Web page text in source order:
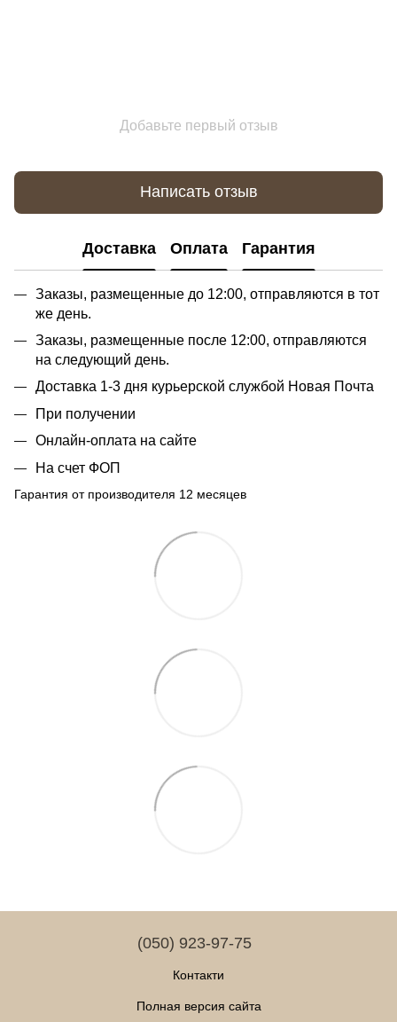
Добавьте первый отзыв
Написать отзыв
Доставка Оплата Гарантия
Заказы, размещенные до 12:00, отправляются в тот
же день.
Заказы, размещенные после 12:00, отправляются
на следующий день.
Доставка 1-3 дня курьерской службой Новая Почта
При получении
Онлайн-оплата на сайте
На счет ФОП
Гарантия от производителя 12 месяцев
(050) 923-97-75
Контакти
Полная версия сайта